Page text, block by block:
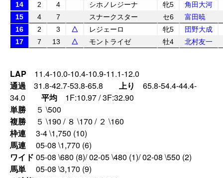
14
2 4 シホノレジーナ 牝5
角田大河
15
4 7 スナークスター セ6
富田暁
16
2 3 △ レジェーロ 牝5
団野大成
17
7 13 △ モントライゼ 牡4 北村友一
LAP 11.4-10.0-10.4-10.9-11.1-12.0
通過 31.8-42.7-53.8-65.8 上り 65.8-54.4-44.4-
34.0 平均 1F:10.97 / 3F:32.90
単勝
５ \500
複勝
５ \190 / ８ \170 / ２ \160
枠連
3-4 \1,750 (10)
馬連
05-08 \1,770 (6)
ワイド 05-08 \680 (8)/ 02-05 \480 (1)/ 02-08 \550 (2)
馬単
05-08 \3,170 (9)